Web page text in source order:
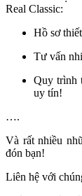
Real Classic:
Hồ sơ
Tư vấn
Quy trình
uy tín!
….
Và rất nhiều
đón bạn!
Liên hệ với